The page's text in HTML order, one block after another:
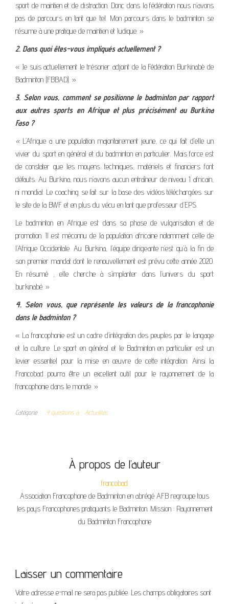
sport de maintien et de distraction. Donc dans la fédération nous n’avons
pas de parcours en tant que tel. Mon parcours dans le badminton se
résume à une pratique de maintien et ludique. »
2. Dans quoi êtes-vous impliqués actuellement ?
« Je suis actuellement le trésorier adjoint de la Fédération Burkinabè de
Badminton (FBBAD). »
3. Selon vous, comment se positionne le badminton par rapport
aux autres sports en Afrique et plus précisément au Burkina
Faso ?
« L’Afrique a une population majoritairement jeune, ce qui fait d’elle un
vivier du sport en général et du badminton en particulier. Mais force est
de constater que les moyens techniques, matériels et financiers font
défauts. Au Burkina, nous n’avons aucun entraîneur de niveau 1 africain,
ni mondial. Le coaching se fait sur la base des vidéos téléchargées sur
le site de la BWF et en plus du vécu en tant que professeur d’EPS.
Le badminton en Afrique est dans sa phase de vulgarisation et de
promotion. Il est méconnu de la population africaine notamment celle de
l’Afrique Occidentale. Au Burkina, l’équipe dirigeante n’est qu’à la fin de
son premier mandat dont le renouvellement est prévu cette année 2020.
En résumé , elle cherche à s’implanter dans l’univers du sport
burkinabé. »
4. Selon vous, que représente les valeurs de la francophonie
dans le badminton ?
« La francophonie est un cadre d’intégration des peuples par le langage
et la culture. Le sport en général et le Badminton en particulier est un
levier essentiel pour la mise en œuvre de cette intégration. Ainsi la
Francobad pourra être un excellent outil pour le rayonnement de la
francophonie dans le monde. »
Catégorie 4 questions à Actualités
À propos de l’auteur
francobad
Association Francophone de Badminton en abrégé AFB regroupe tous
les pays Francophones pratiquants le Badminton. Mission : Rayonnement
du Badminton Francophone
Laisser un commentaire
Votre adresse e-mail ne sera pas publiée. Les champs obligatoires sont